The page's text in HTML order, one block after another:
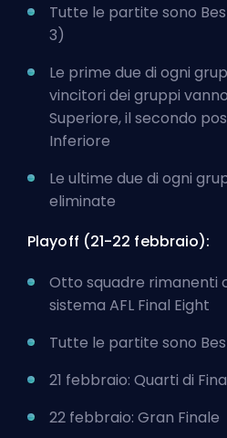
Tutte le partite sono
3)
Le prime due di ogni
vincitori dei gruppi
Superiore, il secondo
Inferiore
Le ultime due di ogni
eliminate
Playoff (21-22 febbraio):
Otto squadre rimanenti
sistema AFL Final Eight
Tutte le partite sono
21 febbraio: Quarti di
22 febbraio: Gran Finale